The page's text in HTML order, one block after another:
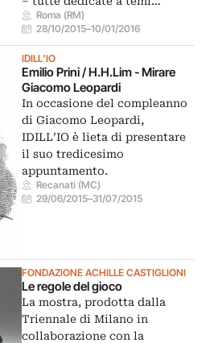
Roma (RM)
28/10/2015–10/01/2016
IDILL’IO
Emilio Prini / H.H.Lim - Mirare
Giacomo Leopardi
In occasione del compleanno
di Giacomo Leopardi,
IDILL’IO è lieta di presentare
il suo tredicesimo
appuntamento.
Recanati (MC)
29/06/2015–31/07/2015
FONDAZIONE ACHILLE CASTIGLIONI
Le regole del gioco
La mostra, prodotta dalla
Triennale di Milano in
collaborazione con la